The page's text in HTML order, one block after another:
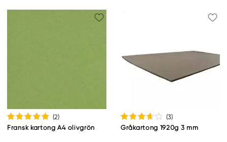
(2)
Fransk kartong A4 olivgrön
(3)
Gråkartong 1920g 3 mm